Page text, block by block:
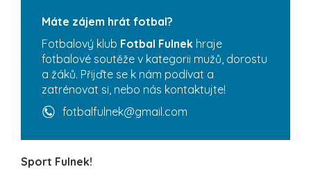
Máte zájem hrát fotbal?
Fotbalový klub Fotbal Fulnek hraje
fotbalové soutěže v kategorii mužů, dorostu
a žáků. Přijďte se k nám podívat a
zatrénovat si, nebo nás kontaktujte!
fotbalfulnek@gmail.com
Sport Fulnek!